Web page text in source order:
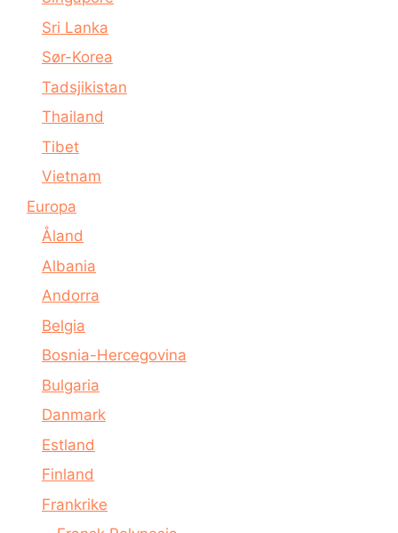
Sri Lanka
Sør-Korea
Tadsjikistan
Thailand
Tibet
Vietnam
Europa
Åland
Albania
Andorra
Belgia
Bosnia-Hercegovina
Bulgaria
Danmark
Estland
Finland
Frankrike